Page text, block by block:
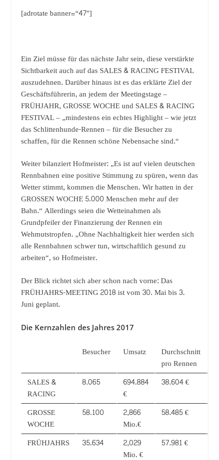
[adrotate banner=“47″]
Ein Ziel müsse für das nächste Jahr sein, diese verstärkte
Sichtbarkeit auch auf das SALES & RACING FESTIVAL
auszudehnen. Darüber hinaus ist es das erklärte Ziel der
Geschäftsführerin, an jedem der Meetingstage –
FRÜHJAHR, GROSSE WOCHE und SALES & RACING
FESTIVAL – „mindestens ein echtes Highlight – wie jetzt
das Schlittenhunde-Rennen – für die Besucher zu
schaffen, für die Rennen schöne Nebensache sind.“
Weiter bilanziert Hofmeister: „Es ist auf vielen deutschen
Rennbahnen eine positive Stimmung zu spüren, wenn das
Wetter stimmt, kommen die Menschen. Wir hatten in der
GROSSEN WOCHE 5.000 Menschen mehr auf der
Bahn.“ Allerdings seien die Wetteinahmen als
Grundpfeiler der Finanzierung der Rennen ein
Wehmutstropfen. „Ohne Nachhaltigkeit hier werden sich
alle Rennbahnen schwer tun, wirtschaftlich gesund zu
arbeiten“, so Hofmeister.
Der Blick richtet sich aber schon nach vorne: Das
FRÜHJAHRS-MEETING 2018 ist vom 30. Mai bis 3.
Juni geplant.
Die Kernzahlen des Jahres 2017
Besucher Umsatz
Durchschnitt
pro Rennen
SALES &
RACING
8.065
694.884
€
38.604 €
GROSSE
WOCHE
58.100
2,866
Mio.€
58.485 €
FRÜHJAHRS 35.634
2,029
Mio. €
57.981 €